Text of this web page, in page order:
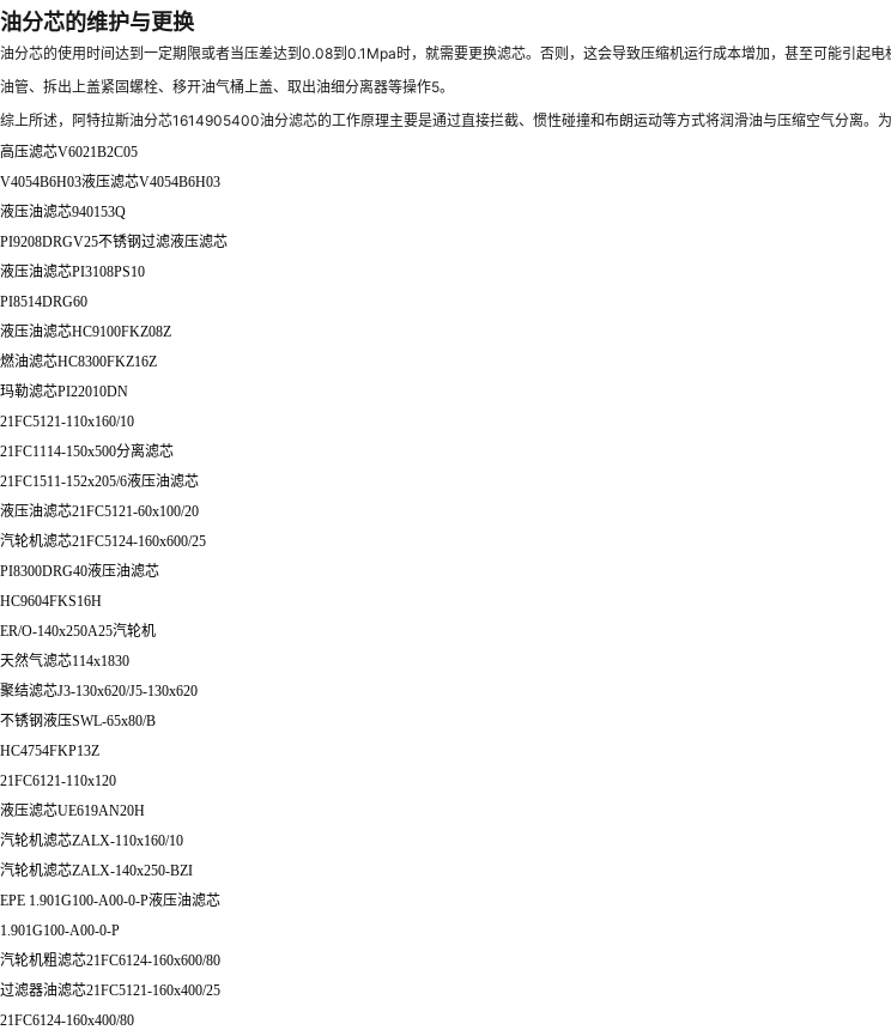
油分芯的维护与更换
油分芯的使用时间达到一定期限或者当压差达到0.08到0.1Mpa时，就需要更换滤芯。否则，这会导致压缩机运行成本增加，甚至可能引起
油管、拆出上盖紧固螺栓、移开油气桶上盖、取出油细分离器等操作5。
综上所述，阿特拉斯油分芯1614905400油分滤芯的工作原理主要是通过直接拦截、惯性碰撞和布朗运动等方式将润滑油与压缩空气分离。
高压滤芯V6021B2C05
V4054B6H03液压滤芯V4054B6H03
液压油滤芯940153Q
PI9208DRGV25不锈钢过滤液压滤芯
液压油滤芯PI3108PS10
PI8514DRG60
液压油滤芯HC9100FKZ08Z
燃油滤芯HC8300FKZ16Z
玛勒滤芯PI22010DN
21FC5121-110x160/10
21FC1114-150x500分离滤芯
21FC1511-152x205/6液压油滤芯
液压油滤芯21FC5121-60x100/20
汽轮机滤芯21FC5124-160x600/25
PI8300DRG40液压油滤芯
HC9604FKS16H
ER/O-140x250A25汽轮机
天然气滤芯114x1830
聚结滤芯J3-130x620/J5-130x620
不锈钢液压SWL-65x80/B
HC4754FKP13Z
21FC6121-110x120
液压滤芯UE619AN20H
汽轮机滤芯ZALX-110x160/10
汽轮机滤芯ZALX-140x250-BZI
EPE 1.901G100-A00-0-P液压油滤芯
1.901G100-A00-0-P
汽轮机粗滤芯21FC6124-160x600/80
过滤器油滤芯21FC5121-160x400/25
21FC6124-160x400/80